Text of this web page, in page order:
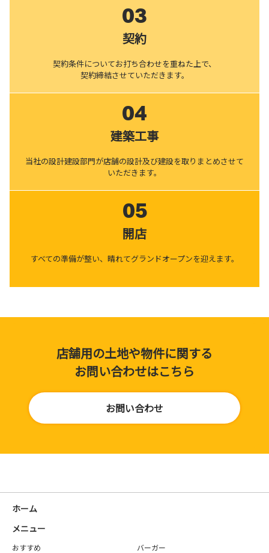
03
契約
契約条件についてお打ち合わせを重ねた上で、
契約締結させていただきます。
04
建築工事
当社の設計建設部門が店舗の設計及び建設を取りまとめさせて
いただきます。
05
開店
すべての準備が整い、晴れてグランドオープンを迎えます。
店舗用の土地や物件に関する
お問い合わせはこちら
お問い合わせ
ホーム
メニュー
おすすめ
バーガー